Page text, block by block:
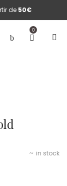
de 50€
0
in stock